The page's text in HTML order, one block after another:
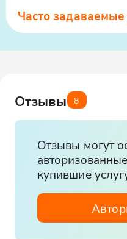
Часто
Отзывы 8
Отзывы могут
купившие